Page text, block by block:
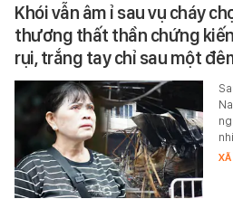
Khói vẫn âm ỉ sau vụ cháy
thương thất thần chứng
rụi, trắng tay chỉ sau một
XÃ